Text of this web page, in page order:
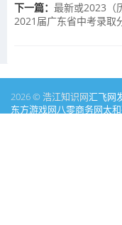
下一篇： 最新或2023（
2021届广东省中考录取
2026 © 浩江知识网汇飞网
东方游戏网八零商务网太